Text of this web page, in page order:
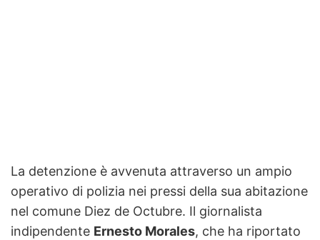
La detenzione è avvenuta attraverso un ampio
operativo di polizia nei pressi della sua abitazione
nel comune Diez de Octubre. Il giornalista
indipendente Ernesto Morales, che ha riportato